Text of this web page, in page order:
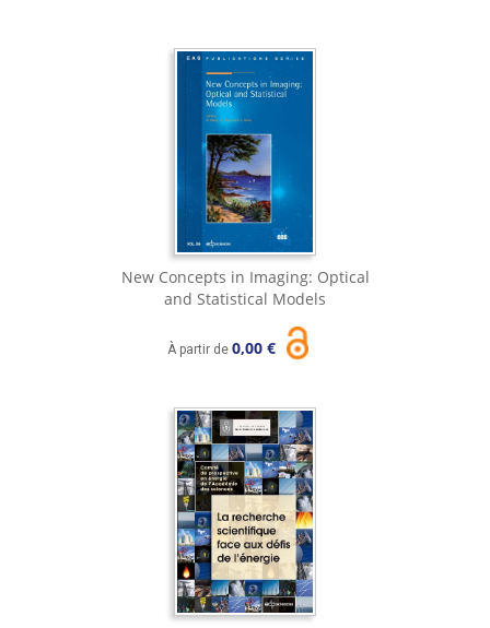
New Concepts in Imaging: Optical
and Statistical Models
À partir de 0,00 €